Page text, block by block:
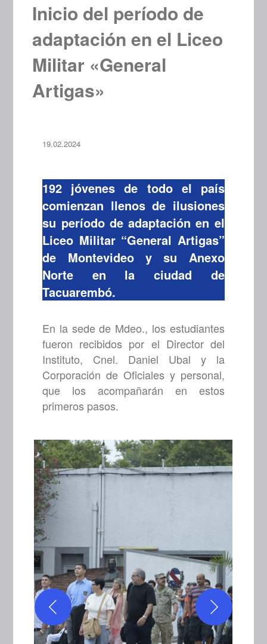
Inicio del período de
adaptación en el Liceo
Militar «General
Artigas»
19.02.2024
192 jóvenes de todo el país
comienzan llenos de ilusiones
su período de adaptación en el
Liceo Militar “General Artigas”
de Montevideo y su Anexo
Norte en la ciudad de
Tacuarembó.
En la sede de Mdeo., los estudiantes
fueron recibidos por el Director del
Instituto, Cnel. Daniel Ubal y la
Corporación de Oficiales y personal,
que los acompañarán en estos
primeros pasos.